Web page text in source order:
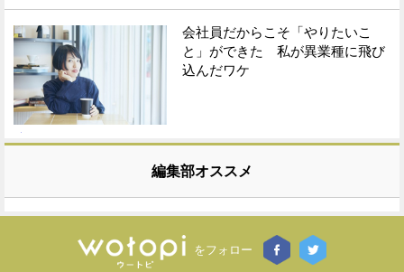
会社員だからこそ「やりたいこ
と」ができた 私が異業種に飛び
込んだワケ
編集部オススメ
をフォロー